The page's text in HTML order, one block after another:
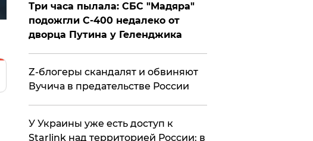
Три часа пылала: СБС "Мадяра"
подожгли С-400 недалеко от
дворца Путина у Геленджика
Z-блогеры скандалят и обвиняют
Вучича в предательстве России
У Украины уже есть доступ к
Starlink над территорией России: в